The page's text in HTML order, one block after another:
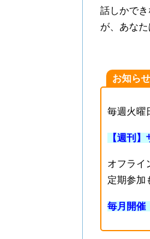
話しかで
が、あな
お知らせ
毎週火曜
【週刊
オフライ
定期参加
毎月開催